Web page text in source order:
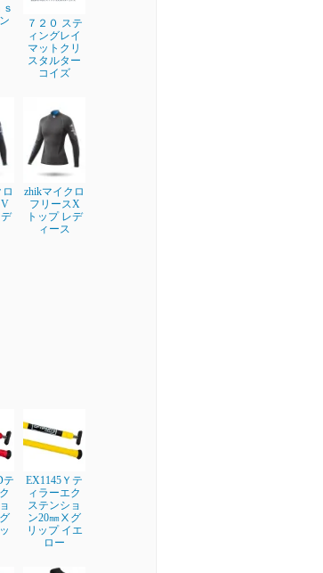
７２０ ステ
ィングレイ
マットクリ
スタルター
コイズ
zhikマイクロ
フリースX
トップ レデ
ィース
テ
EX1145Ｙテ
ィラーエク
ステンショ
ン20㎜Ⅹグ
リップ イエ
ロー